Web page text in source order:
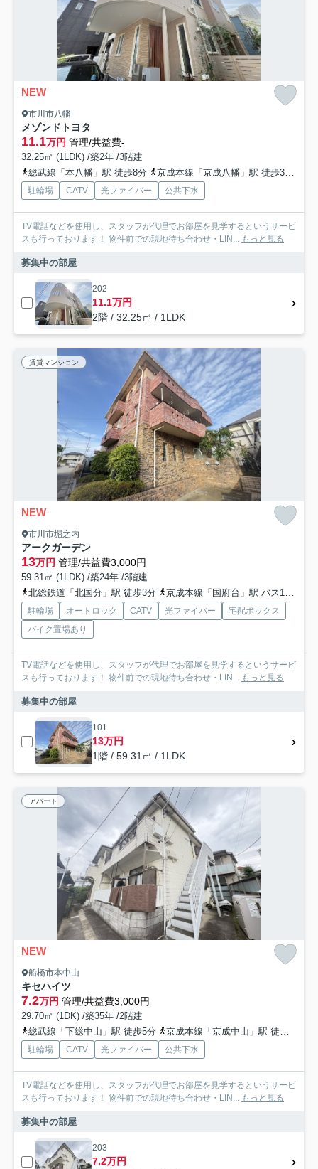
NEW
市川市八幡
メゾンドトヨタ
11.1万円 管理/共益費-
32.25㎡ (1LDK) /築2年 /3階建
総武線「本八幡」駅 徒歩8分
京成本線「京成八幡」駅 徒歩3分
駐輪場 CATV 光ファイバー 公共下水
TV電話などを使用し、スタッフが代理でお部屋を見学するというサービ
スも行っております！ 物件前での現地待ち合わせ・LIN...
もっと見る
募集中の部屋
202
11.1万円
2階 / 32.25㎡ / 1LDK
賃貸マンション
NEW
市川市堀之内
アークガーデン
13万円 管理/共益費3,000円
59.31㎡ (1LDK) /築24年 /3階建
北総鉄道「北国分」駅 徒歩3分
京成本線「国府台」駅 バス18分 京成バス「北国分駅」 停歩4分
駐輪場 オートロック CATV 光ファイバー
宅配ボックス
バイク置場あり
TV電話などを使用し、スタッフが代理でお部屋を見学するというサービ
スも行っております！ 物件前での現地待ち合わせ・LIN...
もっと見る
募集中の部屋
101
13万円
1階 / 59.31㎡ / 1LDK
アパート
NEW
船橋市本中山
キセハイツ
7.2万円 管理/共益費3,000円
29.70㎡ (1DK) /築35年 /2階建
総武線「下総中山」駅 徒歩5分
京成本線「京成中山」駅 徒歩3分
駐輪場 CATV 光ファイバー 公共下水
TV電話などを使用し、スタッフが代理でお部屋を見学するというサービ
スも行っております！ 物件前での現地待ち合わせ・LIN...
もっと見る
募集中の部屋
203
7.2万円